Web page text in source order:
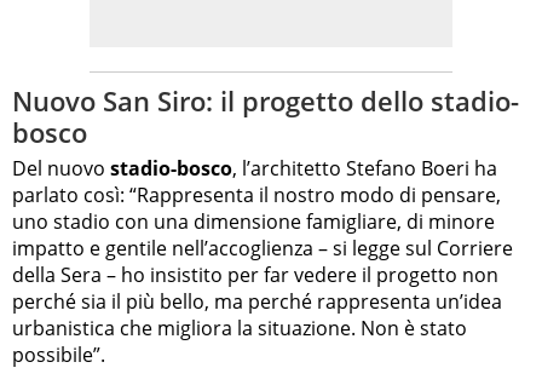
Nuovo San Siro: il progetto dello stadio-
bosco
Del nuovo stadio-bosco, l’architetto Stefano Boeri ha
parlato così: “Rappresenta il nostro modo di pensare,
uno stadio con una dimensione famigliare, di minore
impatto e gentile nell’accoglienza – si legge sul Corriere
della Sera – ho insistito per far vedere il progetto non
perché sia il più bello, ma perché rappresenta un’idea
urbanistica che migliora la situazione. Non è stato
possibile”.